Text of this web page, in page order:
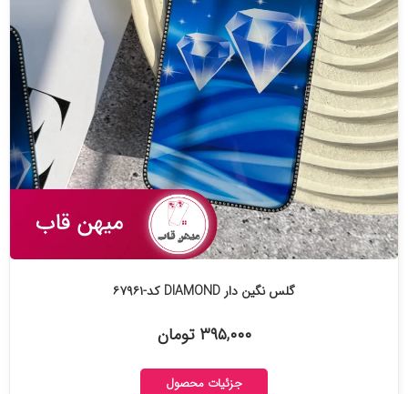
گلس نگین دار DIAMOND کد-۶۷۹۶۱
۳۹۵,۰۰۰ تومان
جزئیات محصول